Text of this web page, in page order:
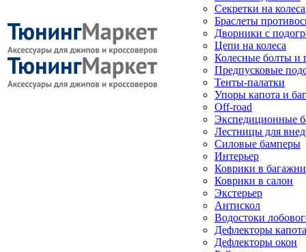
Секретки на колеса
Браслеты
Дворники с
Цепи на колеса
Колесные болты и
Предпусковые
Тенты-палатки
Упоры капота и
Off-road
Экспедиционные
Лестницы для
Силовые бамперы
Интерьер
Коврики в
Коврики в салон
Экстерьер
Антискол
Водостоки
Дефлекторы капота
Дефлекторы окон